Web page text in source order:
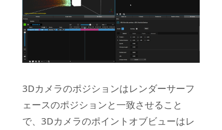
3Dカメラのポジションはレンダーサーフ
ェースのポジションと一致させること
で、3Dカメラのポイントオブビューはレ